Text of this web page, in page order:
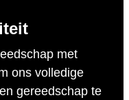
met
ons volledige
gereedschap te